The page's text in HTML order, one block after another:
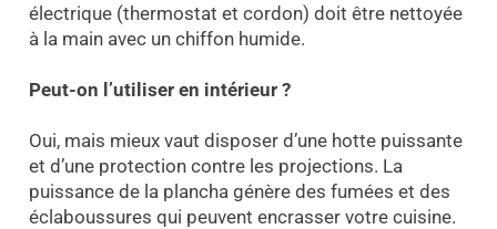
électrique (thermostat et cordon) doit être nettoyée
à la main avec un chiffon humide.
Peut-on l’utiliser en intérieur ?
Oui, mais mieux vaut disposer d’une hotte puissante
et d’une protection contre les projections. La
puissance de la plancha génère des fumées et des
éclaboussures qui peuvent encrasser votre cuisine.